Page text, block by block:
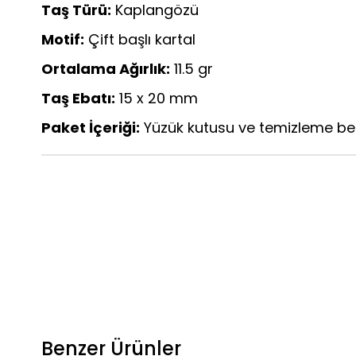
Taş Türü: Kaplangözü
Motif: Çift başlı kartal
Ortalama Ağırlık: 11.5 gr
Taş Ebatı: 15 x 20 mm
Paket İçeriği: Yüzük kutusu ve temizleme
Benzer Ürünler